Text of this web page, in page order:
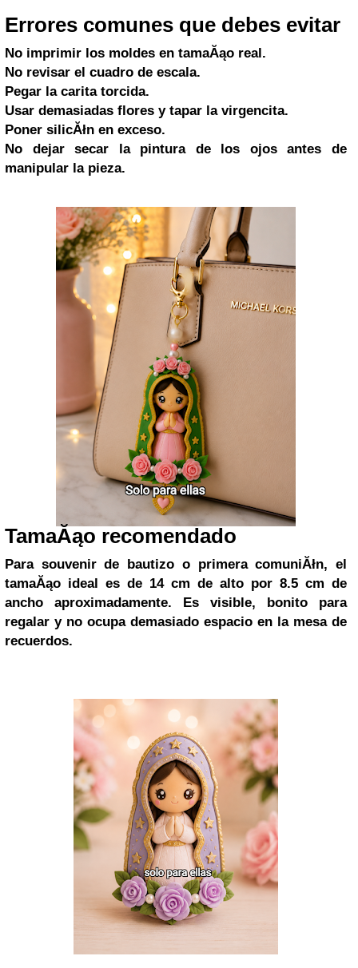
Errores comunes que debes evitar
No imprimir los moldes en tamaĂąo real.
No revisar el cuadro de escala.
Pegar la carita torcida.
Usar demasiadas flores y tapar la virgencita.
Poner silicĂłn en exceso.
No dejar secar la pintura de los ojos antes de
manipular la pieza.
TamaĂąo recomendado
Para souvenir de bautizo o primera comuniĂłn, el
tamaĂąo ideal es de 14 cm de alto por 8.5 cm de
ancho aproximadamente. Es visible, bonito para
regalar y no ocupa demasiado espacio en la mesa de
recuerdos.